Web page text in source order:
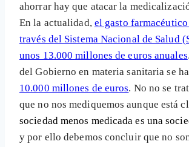
ahorrar hay que atacar la
En la actualidad, el gasto
través del Sistema Nacional de Salud
unos 13.000 millones de euros anuales
del Gobierno en materia sanitaria se
10.000 millones de euros. No no se
que no nos mediquemos aunque está
sociedad menos medicada es una
y por ello debemos concluir que no